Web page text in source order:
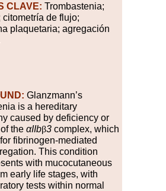
CLAVE: Trombastenia;
citometría de flujo;
plaquetaria; agregación
Glanzmann’s
is a hereditary
caused by deficiency or
the αIIbβ3 complex, which
fibrinogen-mediated
This condition
with mucocutaneous
early life stages, with
tests within normal